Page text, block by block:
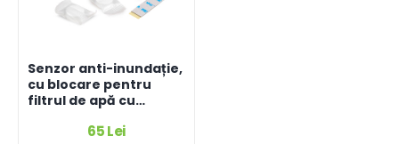
Senzor anti-inundație,
cu blocare pentru
filtrul de apă cu
65 Lei